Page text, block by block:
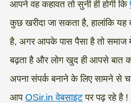
आपने वह कहावत तो सुनी ही होगी कि
कुछ खरीदा जा सकता है, हालांकि
है, अगर आपके पास पैसा है तो समाज
बढ़ता है और लोग खुद ही आपसे बात
अपना संपर्क बनाने के लिए सामने से
आप OSir.in वेबसाइटपर पढ़ रहे है !